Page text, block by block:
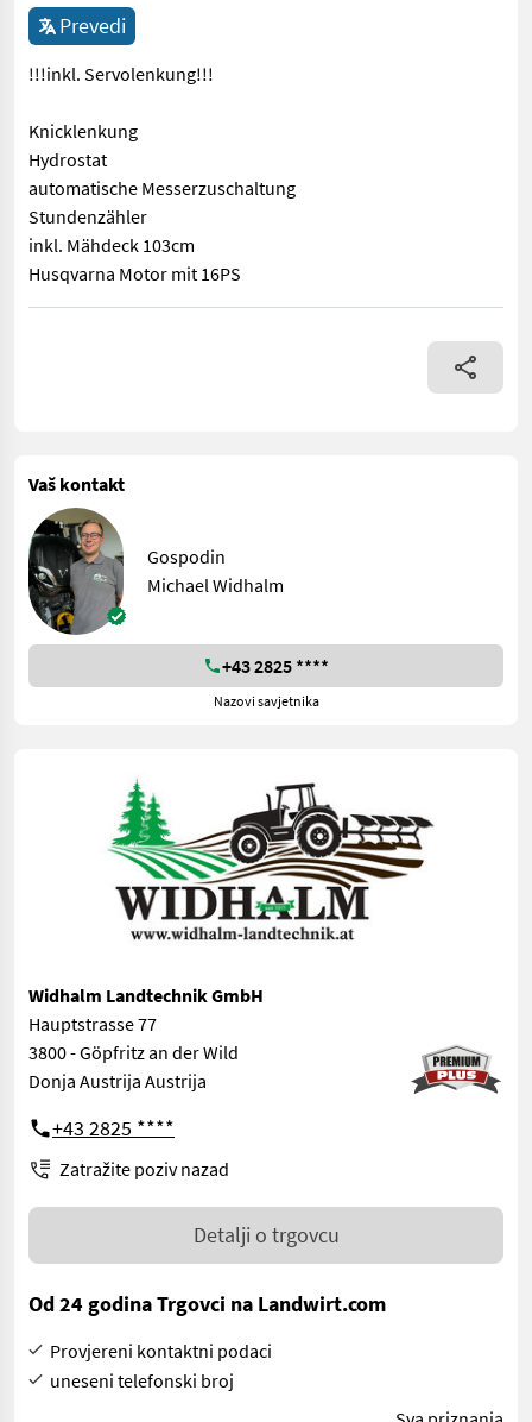
Prevedi
!!!inkl. Servolenkung!!!
Knicklenkung
Hydrostat
automatische Messerzuschaltung
Stundenzähler
inkl. Mähdeck 103cm
Husqvarna Motor mit 16PS
!!!inkl. Servolenkung!!! Knicklenkung Hydrostat automatische
Vaš kontakt
Gospodin
Michael Widhalm
+43 2825 ****
Nazovi savjetnika
Widhalm Landtechnik GmbH
Hauptstrasse 77
3800 - Göpfritz an der Wild
Donja Austrija Austrija
+43 2825 ****
Zatražite poziv nazad
Detalji o trgovcu
Od 24 godina Trgovci na Landwirt.com
Provjereni kontaktni podaci
uneseni telefonski broj